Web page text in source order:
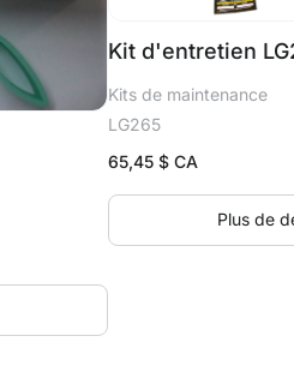
Kit d'entretien
Kits de maintenance
LG265
65,45$ CA
Plus de